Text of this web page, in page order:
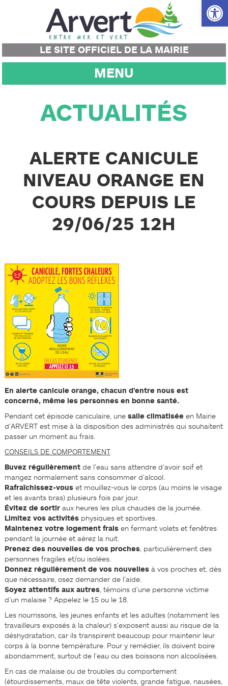
Ouvrir
LE SITE OFFICIEL DE LA MAIRIE
MENU
ACTUALITÉS
ALERTE CANICULE
NIVEAU ORANGE EN
COURS DEPUIS LE
29/06/25 12H
En alerte canicule orange, chacun d’entre nous est
concerné, même les personnes en bonne santé.
Pendant cet épisode caniculaire, une salle climatiséeen Mairie
d’ARVERT est mise à la disposition des administrés qui souhaitent
passer un moment au frais.
CONSEILS DE COMPORTEMENT
Buvez régulièrementde l’eau sans attendre d’avoir soif et
mangez normalement sans consommer d’alcool.
Rafraîchissez-vouset mouillez-vous le corps (au moins le visage
et les avants bras) plusieurs fois par jour.
Évitez de sortiraux heures les plus chaudes de la journée.
Limitez vos activitésphysiques et sportives.
Maintenez votre logement fraisen fermant volets et fenêtres
pendant la journée et aérez la nuit.
Prenez des nouvelles de vos proches, particulièrement des
personnes fragiles et/ou isolées.
Donnez régulièrement de vos nouvellesà vos proches et, dès
que nécessaire, osez demander de l’aide.
Soyez attentifs aux autres, témoins d’une personne victime
d’un malaise ? Appelez le 15 ou le 18.
Les nourrissons, les jeunes enfants et les adultes (notamment les
travailleurs exposés à la chaleur) s’exposent aussi au risque de la
déshydratation, car ils transpirent beaucoup pour maintenir leur
corps à la bonne température. Pour y remédier, ils doivent boire
abondamment, surtout de l’eau ou des boissons non alcoolisées.
En cas de malaise ou de troubles du comportement
(étourdissements, maux de tête violents, grande fatigue, nausées,